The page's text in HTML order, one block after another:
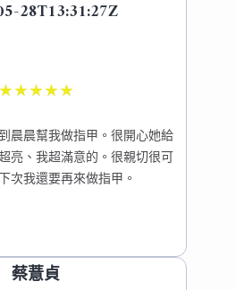
28T13:31:27Z
★★★★★
晨晨幫我做指甲。很開心她給
亮、我超滿意的。很親切很可
次我還要再來做指甲。
蔡薏貞